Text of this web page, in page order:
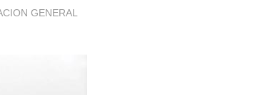
GENERAL